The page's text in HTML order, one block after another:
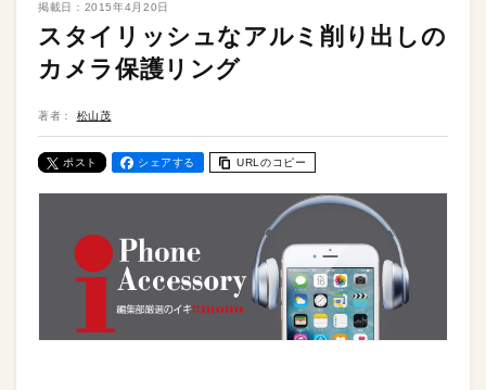
掲載日： 2015年4月20日
スタイリッシュなアルミ削り出しの
カメラ保護リング
著者： 松山茂
ポスト シェアする URLのコピー